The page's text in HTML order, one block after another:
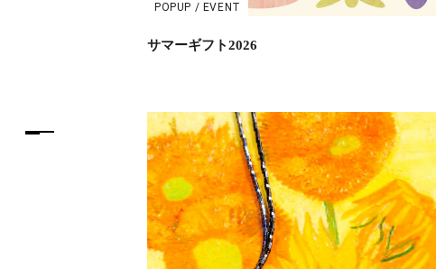
POPUP / EVENT
サマーギフト2026